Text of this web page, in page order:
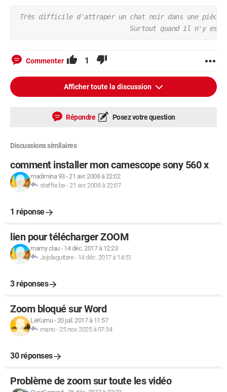
Très difficile d'attraper un chat noir dans une pièce
Surtout quand il n'y est
Commenter 1
Afficher toute la discussion
Répondre Posez votre question
Discussions similaires
comment installer mon camescope sony 560 x
madimina 93-21 avr. 2008 à 22:02
staffie.be-21 avr. 2008 à 22:07
1 réponse
lien pour télécharger ZOOM
mamy clau- 14 déc. 2017 à 12:23
Jojolaguitare- 14 déc. 2017 à 14:51
3 réponses
Zoom bloqué sur Word
LeKumu-20 juil. 2017 à 11:57
mano-25 nov. 2025 à 07:34
30 réponses
Problème de zoom sur toute les vidéo